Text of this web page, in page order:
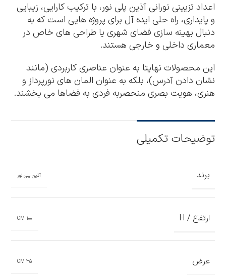
اعداد تزیینی نورانی آذین پلی نور، با ترکیب کارایی، زیبایی
و پایداری، راه حلی ایده آل برای پروژه هایی است که به
دنبال بهینه سازی فضای شهری یا طراحی های خاص در
معماری داخلی و خارجی هستند.
این محصولات نهایتا به عنوان عناصری کاربردی (مانند
نشان دادن آدرس)، بلکه به عنوان المان های نورپرداز و
هنری، هویت بصری منحصربه فردی به فضاها می بخشند.
توضیحات تکمیلی
برند آذین پلی نور
ارتفاع / H 100 CM
عرض 35 CM